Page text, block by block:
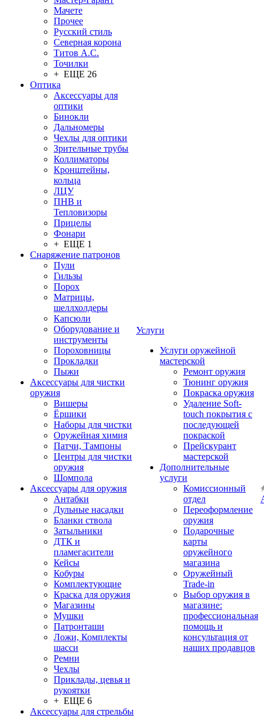
Мачете
Прочее
Русский стиль
Северная корона
Титов А.С.
Точилки
+ ЕЩЕ 26
Оптика
Аксессуары для
оптики
Бинокли
Дальномеры
Чехлы для оптики
Зрительные трубы
Коллиматоры
Кронштейны,
кольца
ЛЦУ
ПНВ и
Тепловизоры
Прицелы
Фонари
+ ЕЩЕ 1
Снаряжение патронов
Пули
Гильзы
Порох
Матрицы,
шеллхолдеры
Капсюли
Оборудование и
инструменты
Пороховницы
Прокладки
Пыжи
Аксессуары для чистки
оружия
Вишеры
Ёршики
Наборы для чистки
Оружейная химия
Патчи, Тампоны
Центры для чистки
оружия
Шомпола
Аксессуары для оружия
Антабки
Дульные насадки
Бланки ствола
Затыльники
ДТК и
пламегасители
Кейсы
Кобуры
Комплектующие
Краска для оружия
Магазины
Мушки
Патронташи
Ложи, Комплекты
шасси
Ремни
Чехлы
Приклады, цевья и
рукоятки
+ ЕЩЕ 6
Аксессуары для стрельбы
Услуги
Услуги оружейной
мастерской
Ремонт оружия
Тюнинг оружия
Покраска оружия
Удаление Soft-
touch покрытия с
последующей
покраской
Прейскурант
мастерской
Дополнительные
услуги
Комиссионный
отдел
Переоформление
оружия
Подарочные
карты
оружейного
магазина
Оружейный
Trade-in
Выбор оружия в
магазине:
профессиональная
помощь и
консультация от
наших продавцов